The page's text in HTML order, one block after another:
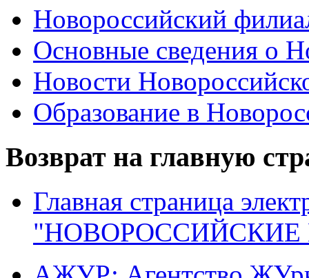
Новороссийский
Основные сведения о
Новости
Образование в
Возврат на главную
Главная страница
"НОВОРОССИЙСКИЕ